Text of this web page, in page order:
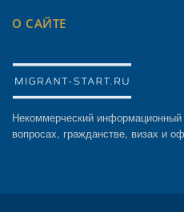
О САЙТЕ
Некоммерческий
вопросах, гражданстве, визах и